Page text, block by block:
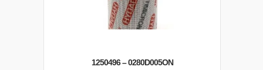
1250496 – 0280D005ON